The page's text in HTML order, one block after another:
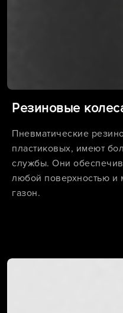
Резиновые
Пневматические
пластиковых, имеют
службы. Они
любой поверхностью и
газон.